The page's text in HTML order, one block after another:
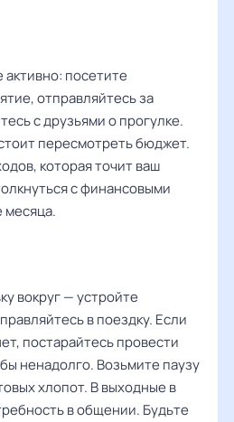
посетите
отправляйтесь за
с друзьями о прогулке.
пересмотреть бюджет.
которая точит ваш
с финансовыми
месяца.
вокруг — устройте
в поездку. Если
постарайтесь провести
ненадолго. Возьмите паузу
хлопот. В выходные в
в общении. Будьте